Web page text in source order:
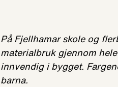
På Fjellhamar skole og
materialbruk gjennom
innvendig i bygget.
barna.